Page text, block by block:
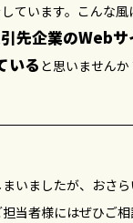
ています。こんな
先企業のWebサ
いる と思いませんか
いましたが、おさ
当者様にはぜひご